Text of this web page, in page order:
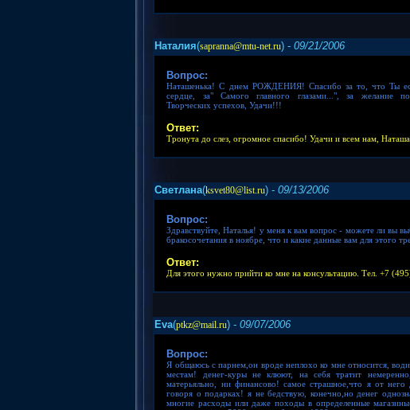
Наталия(sapranna@mtu-net.ru) - 09/21/2006
Вопрос:
Наташенька! С днем РОЖДЕНИЯ! Спасибо за то, что Ты
сердце, за" Самого главного глазами...", за желание
Творческих успехов, Удачи!!!
Ответ:
Тронута до слез, огромное спасибо! Удачи и всем нам, Наташа.
Светлана(ksvet80@list.ru) - 09/13/2006
Вопрос:
Здравствуйте, Наталья! у меня к вам вопрос - можете ли вы
бракосочетания в ноябре, что и какие данные вам для этого
Ответ:
Для этого нужно прийти ко мне на консультацию. Тел. +7
Eva(ptkz@mail.ru) - 09/07/2006
Вопрос:
Я общаюсь с парнем,он вроде неплохо ко мне относится,
местам!
денег-куры не клюют, на себя тратит
матерьяльно
ни финансово! самое страшное,что я от
говоря о подарках! я не бедствую, конечно,но денег
многие расходы или даже походы в определенные